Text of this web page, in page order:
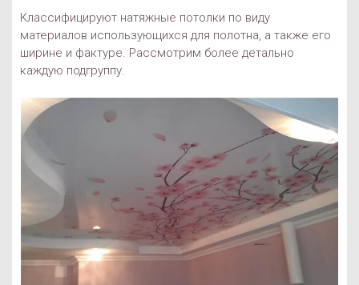
Классифицируют натяжные потолки по виду
материалов использующихся для полотна, а также его
ширине и фактуре. Рассмотрим более детально
каждую подгруппу.